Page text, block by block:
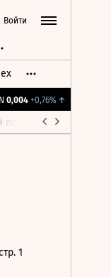
Войти
0,004 +0,76%↑
парламент
1